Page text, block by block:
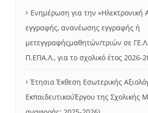
Ενημέρωση για την «Ηλεκτρονική
εγγραφής, ανανέωσης εγγραφής ή
μετεγγραφήςμαθητών/τριών σε
Π.ΕΠΑ.Λ., για το σχολικό έτος 2026-
Έτησια Έκθεση Εσωτερικής
ΕκπαιδευτικούΈργου της Σχολικής